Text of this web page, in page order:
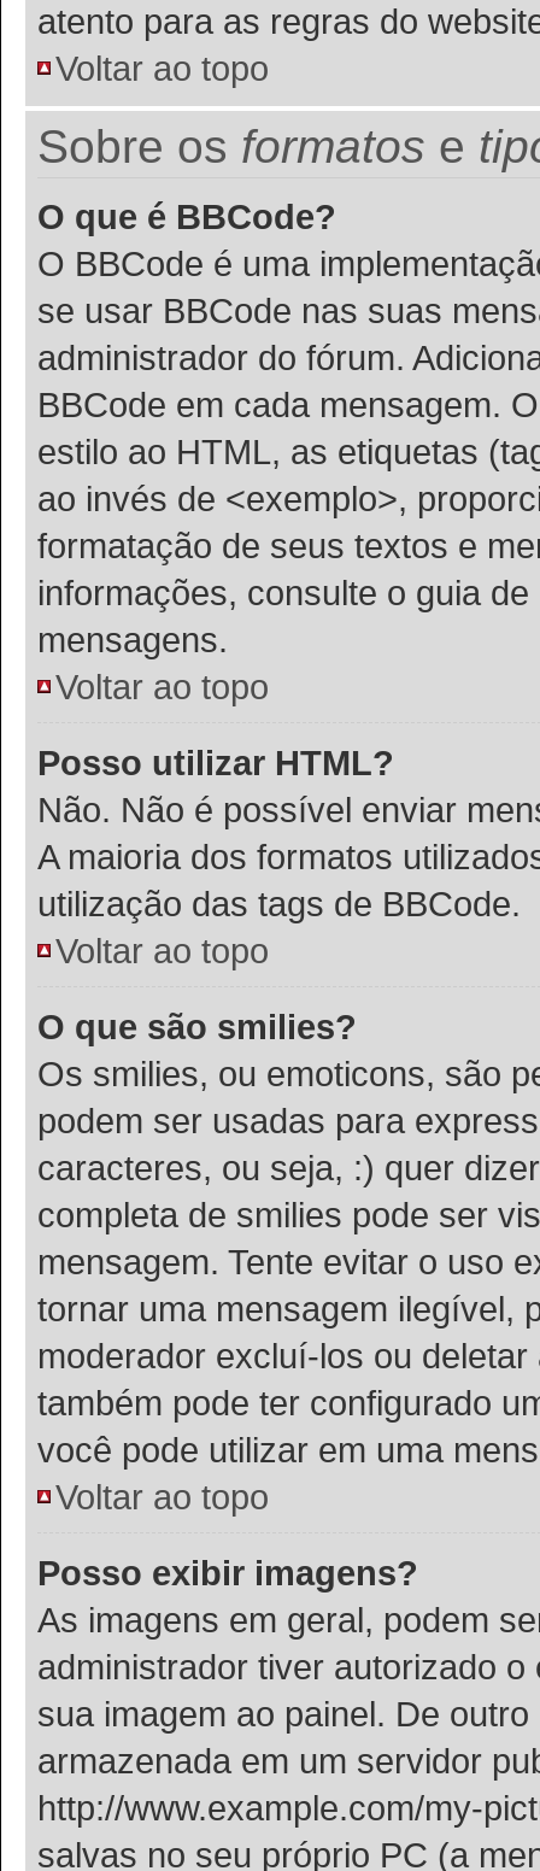
atento para as regras do
Voltar ao topo
Sobre os formatos e
O que é BBCode?
O BBCode é uma
se usar BBCode nas suas
administrador do fórum.
BBCode em cada mensagem.
estilo ao HTML, as etiquetas
ao invés de <exemplo>,
formatação de seus textos e
informações, consulte o guia
mensagens.
Voltar ao topo
Posso utilizar HTML?
Não. Não é possível enviar
A maioria dos formatos
utilização das tags de BBCode.
Voltar ao topo
O que são smilies?
Os smilies, ou emoticons, são
podem ser usadas para
caracteres, ou seja, :) quer
completa de smilies pode ser
mensagem. Tente evitar o uso
tornar uma mensagem ilegível,
moderador excluí-los ou
também pode ter configurado
você pode utilizar em uma
Voltar ao topo
Posso exibir imagens?
As imagens em geral, podem
administrador tiver autorizado
sua imagem ao painel. De
armazenada em um servidor
http://www.example.com/my-
salvas no seu próprio PC (a